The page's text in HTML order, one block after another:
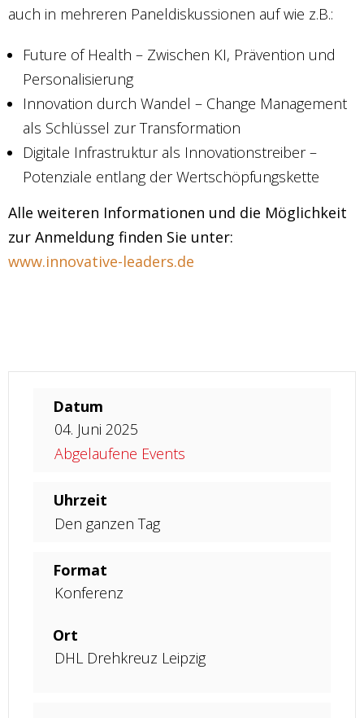
auch in mehreren Paneldiskussionen auf wie z.B.:
Future of Health – Zwischen KI, Prävention und
Personalisierung
Innovation durch Wandel – Change Management
als Schlüssel zur Transformation
Digitale Infrastruktur als Innovationstreiber –
Potenziale entlang der Wertschöpfungskette
Alle weiteren Informationen und die Möglichkeit
zur Anmeldung finden Sie unter:
www.innovative-leaders.de
Datum
04. Juni 2025
Abgelaufene Events
Uhrzeit
Den ganzen Tag
Format
Konferenz
Ort
DHL Drehkreuz Leipzig